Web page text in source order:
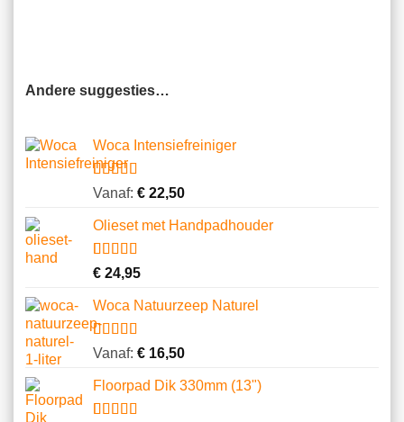
Andere suggesties…
Woca Intensiefreiniger
Gewaardeerd
gebaseerd
op
8
klantbeoordelingen
Vanaf: €22,50
Olieset met Handpadhouder
Gewaardeerd
op 5
gebaseerd
op
11
klantbeoordelingen
€24,95
Woca Natuurzeep Naturel
Gewaardeerd
gebaseerd
op
14
klantbeoordelingen
Vanaf: €16,50
Floorpad Dik 330mm (13")